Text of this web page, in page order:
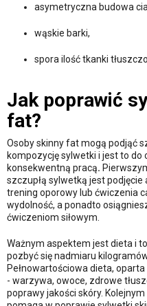
asymetryczna budowa
wąskie barki,
spora ilość tkanki
Jak poprawić
fat?
Osoby skinny fat mogą podjąć
kompozycję sylwetki i jest to do
konsekwentną pracą.
szczupłą sylwetką jest
trening oporowy lub ćwiczenia
wydolność, a ponadto
ćwiczeniom siłowym.
Ważnym aspektem jest dieta i
pozbyć się nadmiaru
Pełnowartościowa dieta,
- warzywa, owoce, zdrowe
poprawy jakości skóry.